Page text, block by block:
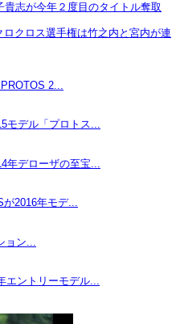
志が今年２度目のタイトル奪取
クロス選手権は竹之内と宮内が連
2...
モデル「プロトス...
年デローザの至宝...
2016年モデ...
ン...
エントリーモデル...